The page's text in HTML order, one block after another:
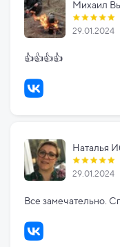
Михаил
29.01.2024
👍👍👍👍
Наталья
29.01.2024
Все замечательно.